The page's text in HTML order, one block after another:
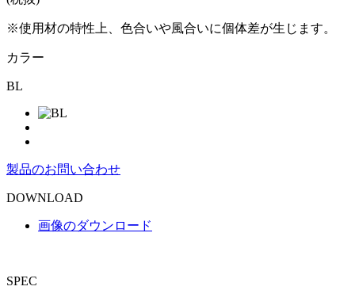
※使用材の特性上、色合いや風合いに個体差が生じます。
カラー
BL
製品のお問い合わせ
DOWNLOAD
画像のダウンロード
SPEC